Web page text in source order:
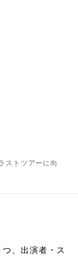
ストツアーに向
、出演者・ス